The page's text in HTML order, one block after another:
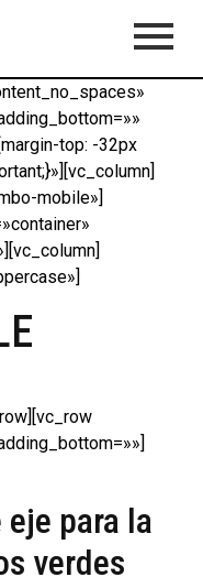
top: -32px
mobile»]
para la
verdes